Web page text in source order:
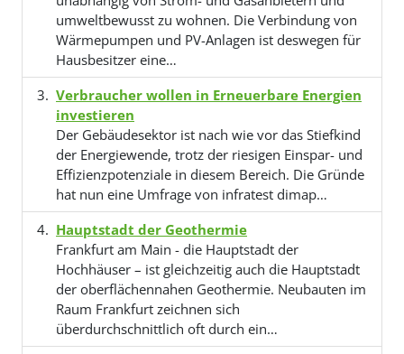
umweltbewusst zu wohnen. Die Verbindung von
Wärmepumpen und PV-Anlagen ist deswegen für
Hausbesitzer eine…
Verbraucher wollen in Erneuerbare Energien
investieren
Der Gebäudesektor ist nach wie vor das Stiefkind
der Energiewende, trotz der riesigen Einspar- und
Effizienzpotenziale in diesem Bereich. Die Gründe
hat nun eine Umfrage von infratest dimap…
Hauptstadt der Geothermie
Frankfurt am Main - die Hauptstadt der
Hochhäuser – ist gleichzeitig auch die Hauptstadt
der oberflächennahen Geothermie. Neubauten im
Raum Frankfurt zeichnen sich
überdurchschnittlich oft durch ein…